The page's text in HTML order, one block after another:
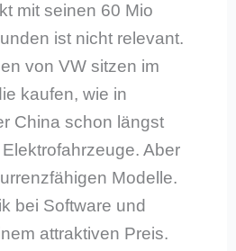
mit seinen 60 Mio
ist nicht relevant.
von VW sitzen im
kaufen, wie in
China schon längst
Aber
Modelle.
bei Software und
attraktiven Preis.